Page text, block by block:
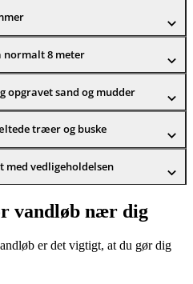
normalt 8 meter
opgravet sand og mudder
træer og buske
med vedligeholdelsen
vandløb nær dig
er det vigtigt, at du gør dig